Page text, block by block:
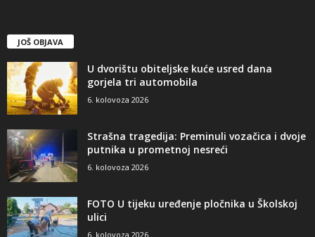
JOŠ OBJAVA
U dvorištu obiteljske kuće usred dana
gorjela tri automobila
6. kolovoza 2026
Strašna tragedija: Preminuli vozačica i dvoje
putnika u prometnoj nesreći
6. kolovoza 2026
FOTO U tijeku uređenje pločnika u Školskoj
ulici
6. kolovoza 2026